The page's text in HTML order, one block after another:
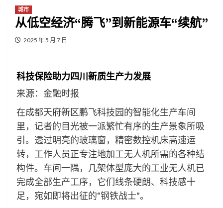
城市
从低空经济“腾飞”到新能源车“续航”
2025 年 5 月 7 日
科技保险助力四川新质生产力发展
来源：金融时报
在成都天府新区鹏飞科技园的智能化生产车间
里，记者的目光被一派繁忙有序的生产景象所吸
引。透过明亮的玻璃窗，精密数控机床高速运
转，工作人员正专注地加工无人机所需的各种结
构件。车间一隅，几架体型庞大的工业无人机已
完成全部生产工序，它们线条硬朗、科技感十
足，宛如即将出征的“钢铁战士”。